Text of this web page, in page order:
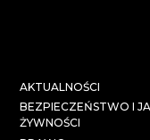
AKTUALNOŚCI
BEZPIECZEŃSTWO I
ŻYWNOŚCI